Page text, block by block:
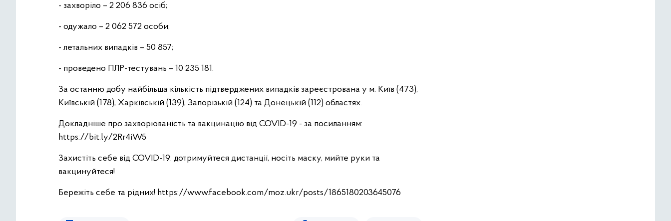
- захворіло – 2 206 836 осіб;
- одужало – 2 062 572 особи;
- летальних випадків – 50 857;
- проведено ПЛР-тестувань – 10 235 181.
За останню добу найбільша кількість підтверджених випадків зареєстрована у м. Київ (473),
Київській (178), Харківській (139), Запорізькій (124) та Донецькій (112) областях.
Докладніше про захворюваність та вакцинацію від COVID-19 - за посиланням:
https://bit.ly/2Rr4iW5
Захистіть себе від COVID-19: дотримуйтеся дистанції, носіть маску, мийте руки та
вакцинуйтеся!
Бережіть себе та рідних! https://www.facebook.com/moz.ukr/posts/1865180203645076